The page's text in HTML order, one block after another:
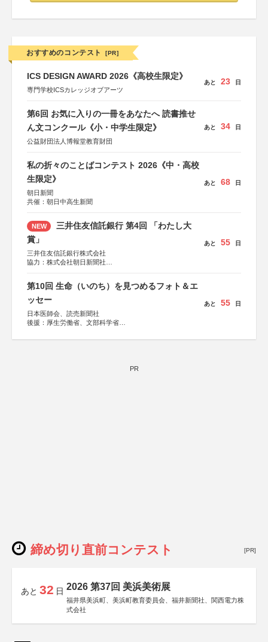
おすすめのコンテスト [PR]
ICS DESIGN AWARD 2026《高校生限定》
専門学校ICSカレッジオブアーツ
あと 23 日
第6回 お気に入りの一冊をあなたへ 読書推せ
ん文コンクール《小・中学生限定》
公益財団法人博報堂教育財団
あと 34 日
私の折々のことばコンテスト 2026《中・高校
生限定》
朝日新聞
共催：朝日中高生新聞
あと 68 日
NEW
三井住友信託銀行 第4回 「わたし大
賞」
三井住友信託銀行株式会社
協力：株式会社朝日新聞社
あと 55 日
第10回 生命（いのち）を見つめるフォト＆エ
ッセー
日本医師会、読売新聞社
後援：厚生労働省、文部科学省
しん生命保険株式会社
あと 55 日
PR
締め切り直前コンテスト [PR]
あと 32 日 2026 第37回 美浜美術展
福井県美浜町、美浜町教育委員会、福井新聞社、関西電力株
式会社